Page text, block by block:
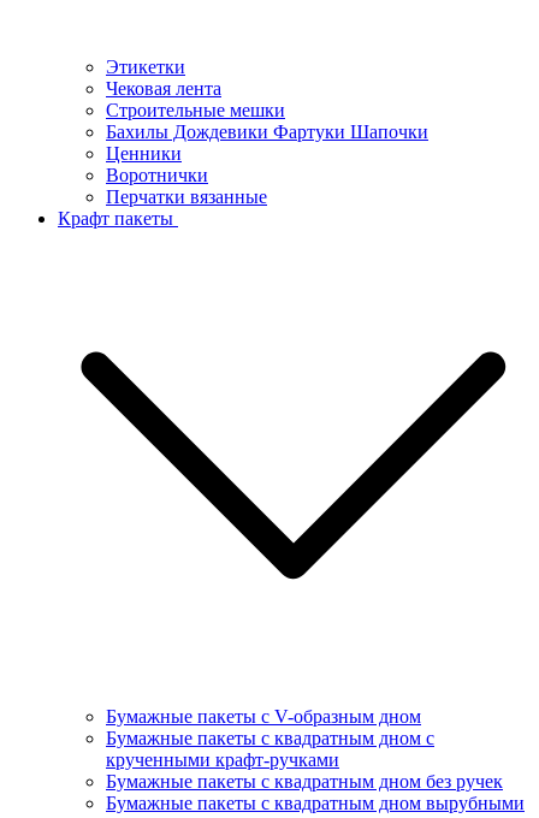
Этикетки
Чековая лента
Строительные мешки
Бахилы Дождевики Фартуки Шапочки
Ценники
Воротнички
Перчатки вязанные
Крафт пакеты
Бумажные пакеты с V-образным дном
Бумажные пакеты с квадратным дном с
крученными крафт-ручками
Бумажные пакеты с квадратным дном без ручек
Бумажные пакеты с квадратным дном вырубными